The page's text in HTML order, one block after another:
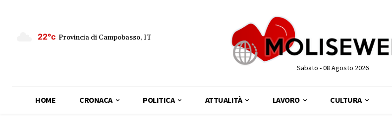
22°c Provincia di Campobasso, IT
Sabato - 08 Agosto 2026
HOME CRONACA POLITICA ATTUALITÀ LAVORO CULTURA